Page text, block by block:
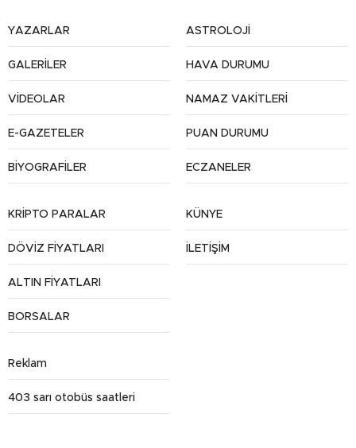
YAZARLAR
GALERİLER
VİDEOLAR
E-GAZETELER
BİYOGRAFİLER
ASTROLOJİ
HAVA DURUMU
NAMAZ VAKİTLERİ
PUAN DURUMU
ECZANELER
KRİPTO PARALAR
DÖVİZ FİYATLARI
ALTIN FİYATLARI
BORSALAR
KÜNYE
İLETİŞİM
Reklam
403 sarı otobüs saatleri